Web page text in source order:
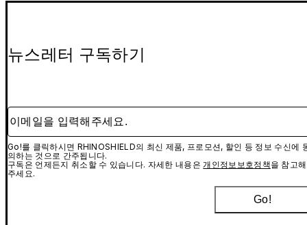
뉴스레터 구독하기
이메일을 입력해주세요.
Go!를 클릭하시면 RHINOSHIELD의 최신 제품, 프로모션, 할인 등 정보 수신에
의하는 것으로 간주됩니다.
구독은 언제든지 취소할 수 있습니다. 자세한 내용은개인정보보호정책을 참고해
주세요.
Go!